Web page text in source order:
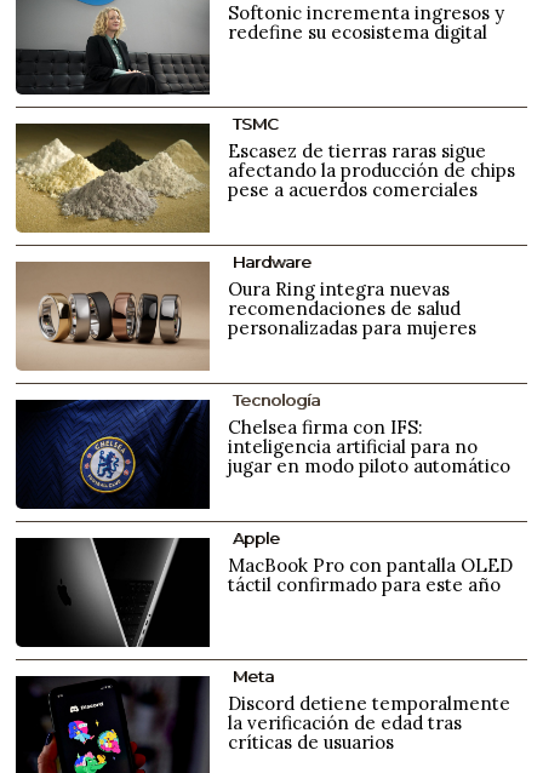
Softonic incrementa ingresos y
redefine su ecosistema digital
TSMC
Escasez de tierras raras sigue
afectando la producción de chips
pese a acuerdos comerciales
Hardware
Oura Ring integra nuevas
recomendaciones de salud
personalizadas para mujeres
Tecnología
Chelsea firma con IFS:
inteligencia artificial para no
jugar en modo piloto automático
Apple
MacBook Pro con pantalla OLED
táctil confirmado para este año
Meta
Discord detiene temporalmente
la verificación de edad tras
críticas de usuarios